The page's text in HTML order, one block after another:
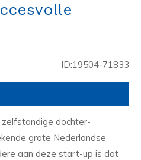
ID:19504-71833
dochter-
grote Nederlandse
aan deze start-up is dat